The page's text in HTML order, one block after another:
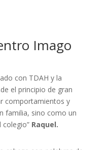
Imago
con TDAH y la
el principio de gran
comportamientos y
familia, sino como un
Raquel.